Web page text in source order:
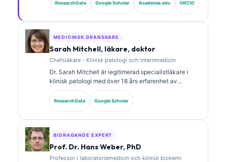
han klinisk översyn av den medicinska
tolkning av biomarkörer och laboratoriediagnostik
inom laboratoriemedicinska områden.
ResearchGate Google Scholar Academia.edu ORCID
MEDICINSK GRANSKARE
Sarah Mitchell, läkare, doktor
Chefsläkare - Klinisk patologi och internmedicin
Dr. Sarah Mitchell är legitimerad specialistläkare i
klinisk patologi med över 18 års erfarenhet av
laboratoriemedicin och diagnostisk analys. Hon har
specialcertifieringar inom klinisk kemi och har
publicerat omfattande forskning om biomarkörpaneler
ResearchGate Google Scholar
BIDRAGANDE EXPERT
Prof. Dr. Hans Weber, PhD
Professor i laboratoriemedicin och klinisk biokemi